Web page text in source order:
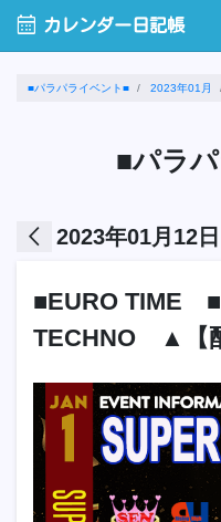
calendar_month カレンダー日記帳
■パラパライベント■ 2023年01月
■パラ
arrow_back_ios 2023年01月12日
■EURO TIME
TECHNO ▲【